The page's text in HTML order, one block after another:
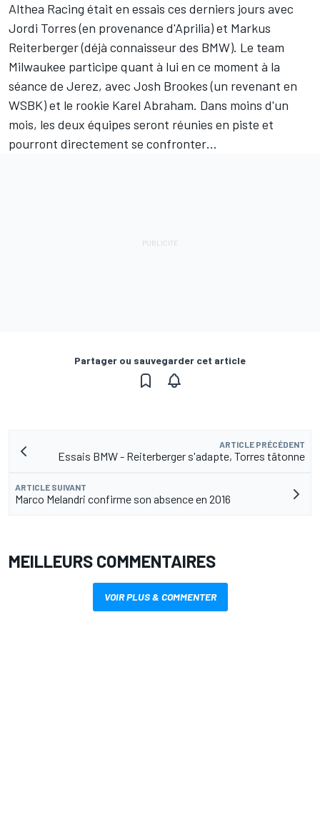
Althea Racing était en essais ces derniers jours avec
Jordi Torres (en provenance d'Aprilia) et Markus
Reiterberger (déjà connaisseur des BMW). Le team
Milwaukee participe quant à lui en ce moment à la
séance de Jerez, avec Josh Brookes (un revenant en
WSBK) et le rookie Karel Abraham. Dans moins d'un
mois, les deux équipes seront réunies en piste et
pourront directement se confronter…
Partager ou sauvegarder cet article
ARTICLE PRÉCÉDENT
Essais BMW - Reiterberger s'adapte, Torres tâtonne
ARTICLE SUIVANT
Marco Melandri confirme son absence en 2016
MEILLEURS COMMENTAIRES
VOIR PLUS & COMMENTER